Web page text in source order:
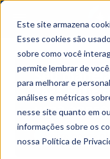
Este site armazena
Esses cookies são
sobre como você
permite lembrar de
para melhorar e
análises e métricas
nesse site quanto em
informações sobre os
nossa Política de